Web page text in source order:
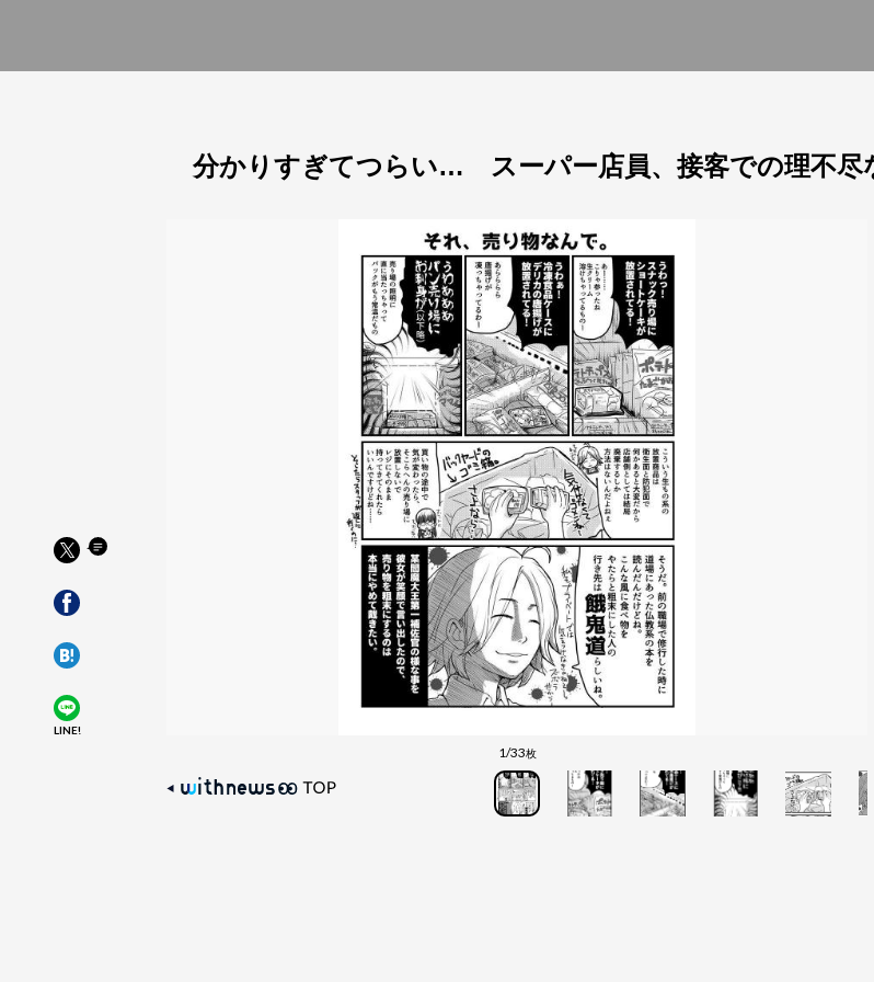
LINE!
分かりすぎてつらい… スーパー店員、接客での理不尽
1/33枚